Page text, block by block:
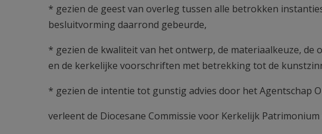
* gezien de geest van overleg tussen alle betrokken
besluitvorming daarrond gebeurde,
* gezien de kwaliteit van het ontwerp, de materiaalkeuze,
en de kerkelijke voorschriften met betrekking tot de
* gezien de intentie tot gunstig advies door het Agentschap
verleent de Diocesane Commissie voor Kerkelijk